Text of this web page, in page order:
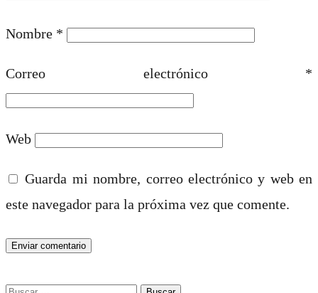
Nombre *
Correo electrónico *
Web
Guarda mi nombre, correo electrónico y web en
este navegador para la próxima vez que comente.
Buscar: